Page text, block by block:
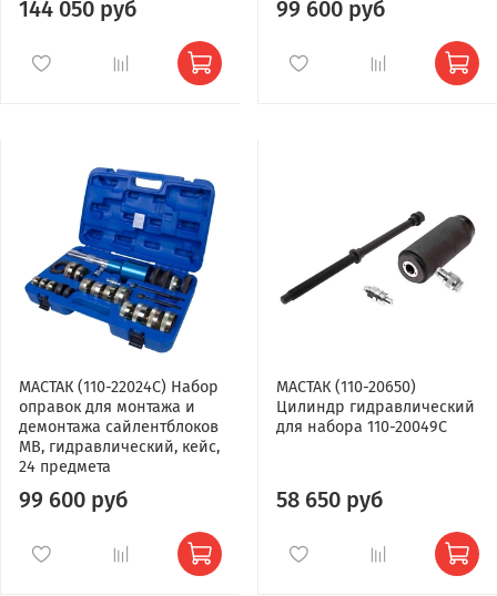
144 050 руб 99 600 руб
МАСТАК (110-22024C) Набор
оправок для монтажа и
демонтажа сайлентблоков
MB, гидравлический, кейс,
24 предмета
99 600 руб
МАСТАК (110-20650)
Цилиндр гидравлический
для набора 110-20049C
58 650 руб